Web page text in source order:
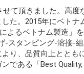
て頂きました。高
た。2015年にベト
よるベトナム製造」
-スタンピング-溶接-
り、品質向上ととも
である「Best